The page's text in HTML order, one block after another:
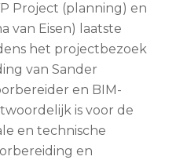
Project (planning) en
van Eisen) laatste
het projectbezoek
van Sander
en BIM-
is voor de
en technische
en